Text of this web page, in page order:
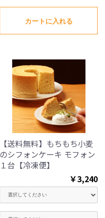
カートに入れる
【送料無料】もちもち小麦
のシフォンケーキ モフォン
１台【冷凍便】
￥3,240